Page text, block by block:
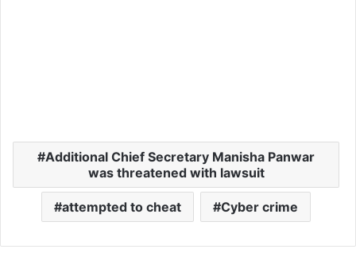
Additional Chief Secretary Manisha Panwar
was threatened with lawsuit
attempted to cheat Cyber crime